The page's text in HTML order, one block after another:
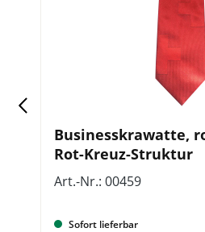
Businesskrawatte,
Rot-Kreuz-Struktur
Art.-Nr.: 00459
Sofort lieferbar